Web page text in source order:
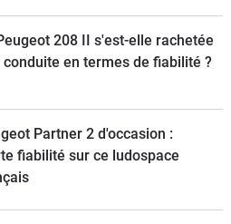
208 II s'est-elle rachetée
conduite en termes de fiabilité ?
Partner 2 d'occasion :
fiabilité sur ce ludospace